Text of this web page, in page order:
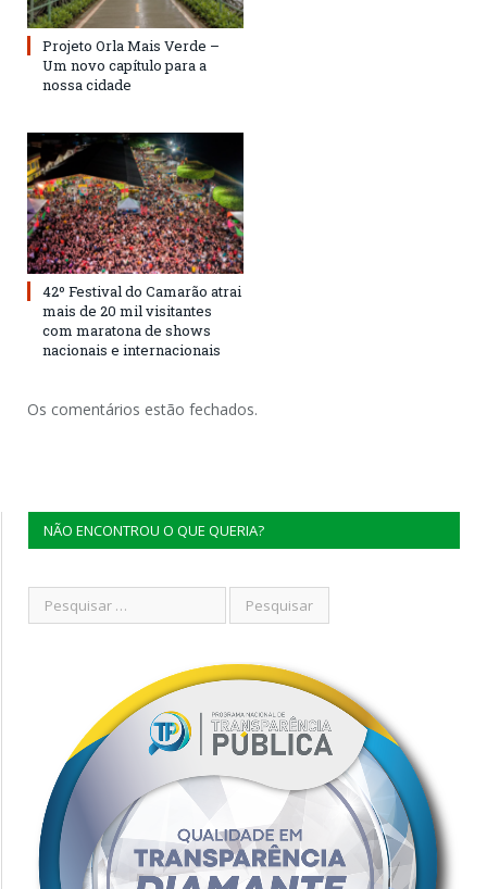
Projeto Orla Mais Verde –
Um novo capítulo para a
nossa cidade
42º Festival do Camarão atrai
mais de 20 mil visitantes
com maratona de shows
nacionais e internacionais
Os comentários estão fechados.
NÃO ENCONTROU O QUE QUERIA?